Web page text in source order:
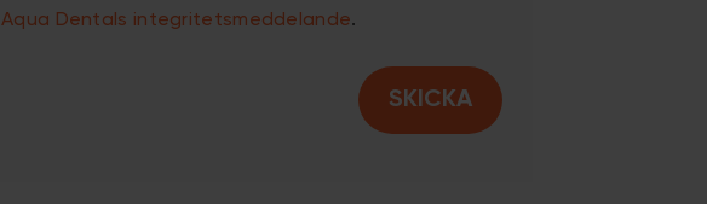
Aqua Dentals integritetsmeddelande.